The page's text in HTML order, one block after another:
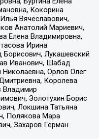
Кокорина
Вячеславович,
Анатолий Мариевич,
Елена Владимировна,
Ирина
Борисович, Лукашевский
Иванович, Шабад
Орлов Олег
Королева
Владимир
Золотухин Борис
Локшина Татьяна
Полякова Мара
Захаров Герман